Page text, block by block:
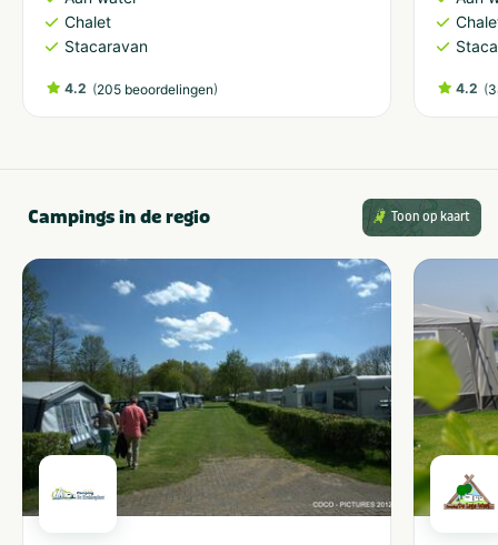
Chalet
Stacaravan
4.2 (205 beoordelingen) 4.2 (
Campings in de regio Toon op kaart